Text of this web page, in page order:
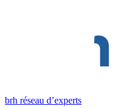
brh réseau d’experts